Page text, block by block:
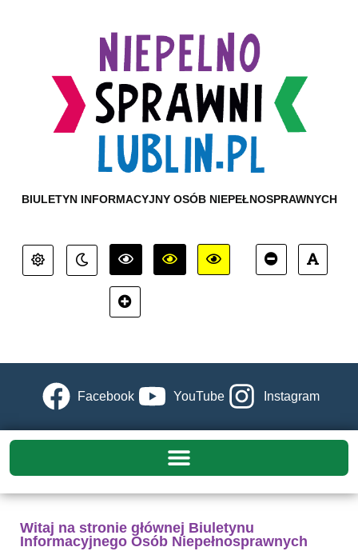
BIULETYN INFORMACYJNY OSÓB NIEPEŁNOSPRAWNYCH
Facebook YouTube Instagram
Witaj na stronie głównej Biuletynu
Informacyjnego Osób Niepełnosprawnych